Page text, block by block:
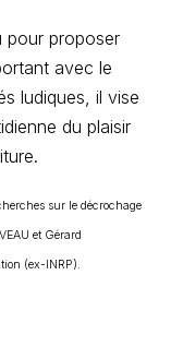
pour proposer
avec le
ludiques, il vise
du plaisir
sur le décrochage
et Gérard
(ex-INRP).